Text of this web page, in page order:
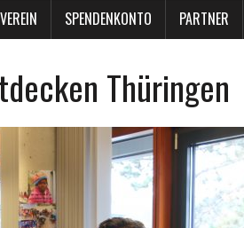
VEREIN SPENDENKONTO PARTNER
Thüringen